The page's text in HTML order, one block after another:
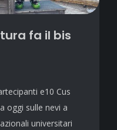
fa il bis
e10 Cus
oggi sulle nevi a
universitari